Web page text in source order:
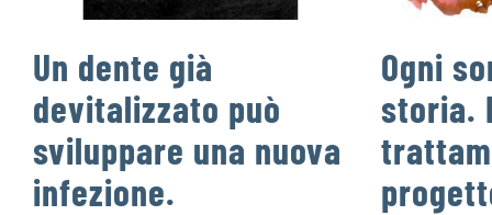
Un dente già
devitalizzato può
sviluppare una nuova
infezione.
Ogni
storia.